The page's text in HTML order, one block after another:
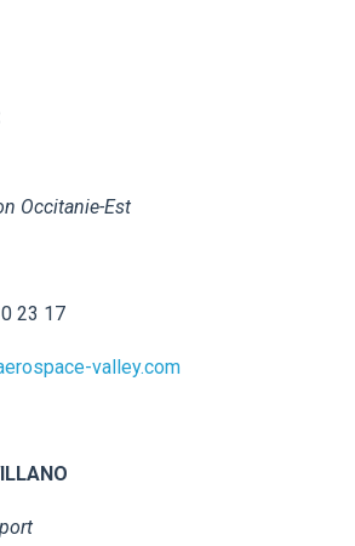
Occitanie-Est
23 17
valley.com